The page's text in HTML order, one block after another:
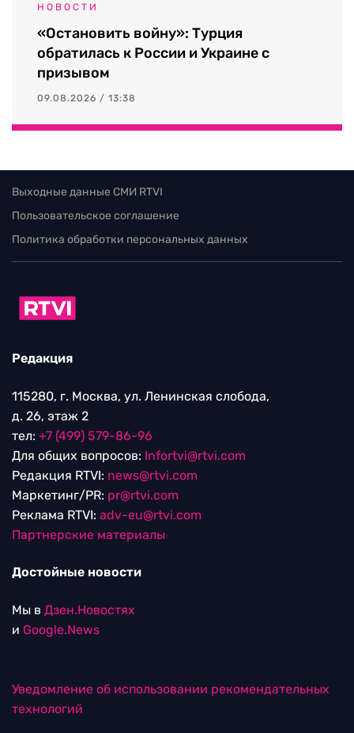
НОВОСТИ
«Остановить войну»: Турция
обратилась к России и Украине с
призывом
09.08.2026 / 13:38
Выходные данные СМИ RTVI
Пользовательское соглашение
Политика обработки персональных данных
Редакция
115280, г. Москва, ул. Ленинская слобода,
д. 26, этаж 2
тел: +7 (499) 579-86-96
Для общих вопросов: Infortvi@rtvi.com
Редакция RTVI: news@rtvi.com
Маркетинг/PR: pr@rtvi.com
Реклама RTVI: adv-eu@rtvi.com
Партнерские материалы
Достойные новости
Мы в Дзен.Новостях
и Google.News
Уведомление об использовании рекомендательных
технологий